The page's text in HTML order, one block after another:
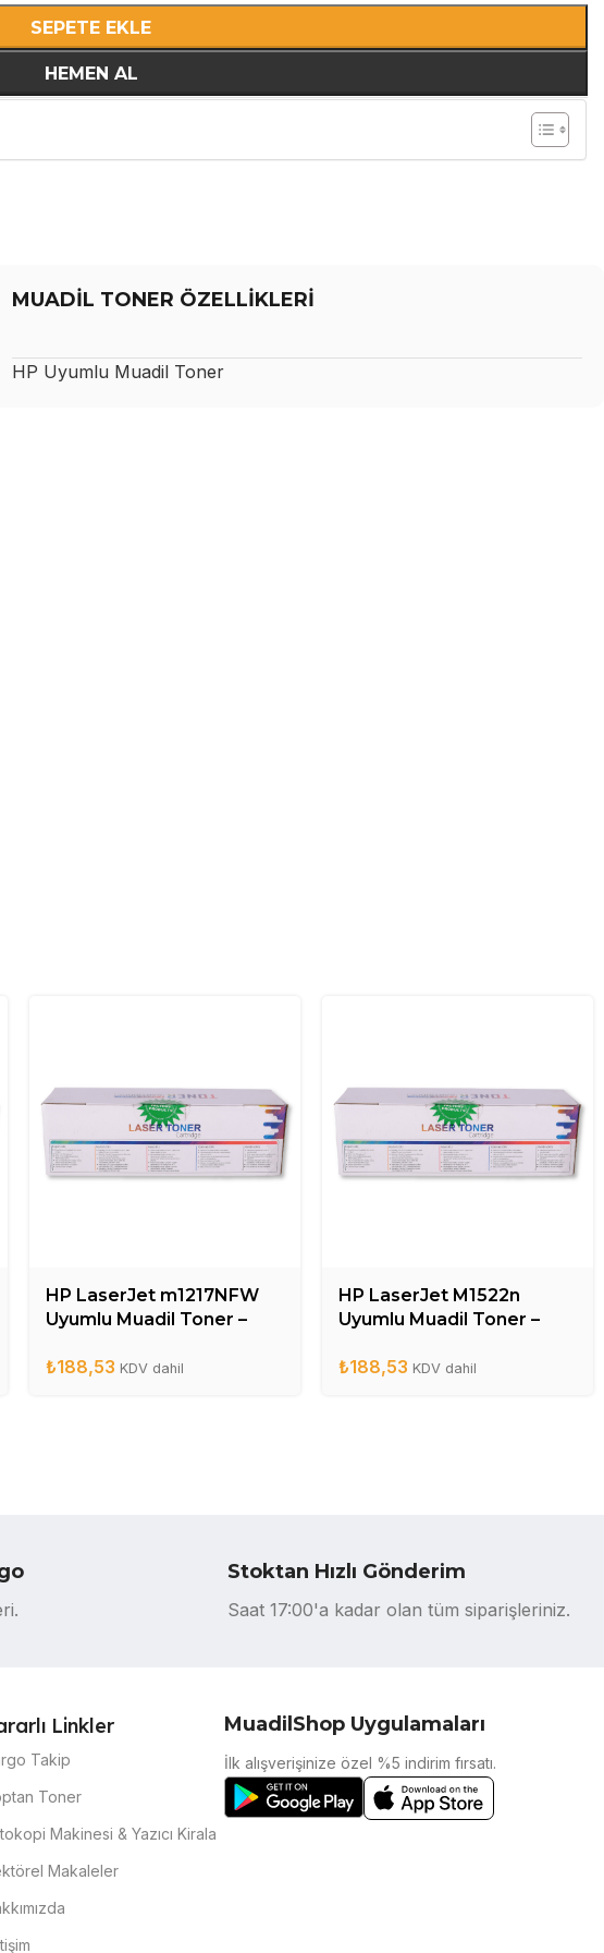
SEPETE EKLE
HEMEN AL
MUADİL TONER ÖZELLİKLERİ
HP Uyumlu Muadil Toner
HP LaserJet m1217NFW
Uyumlu Muadil Toner –
₺188,53 KDV dahil
HP LaserJet M1522n
Uyumlu Muadil Toner –
₺188,53 KDV dahil
Stoktan Hızlı Gönderim
Saat 17:00'a kadar olan tüm siparişleriniz.
Linkler
Takip
Toner
Makinesi & Yazıcı Kirala
Makaleler
MuadilShop Uygulamaları
İlk alışverişinize özel %5 indirim fırsatı.